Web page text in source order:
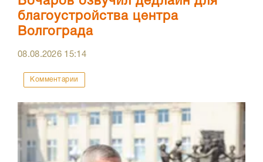
благоустройства центра
Волгограда
08.08.2026 15:14
Комментарии